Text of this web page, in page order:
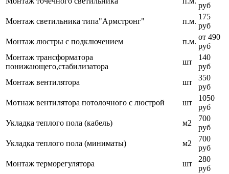
руб
Монтаж светильника типа"Армстронг"
п.м.
175
руб
Монтаж люстры с подключением
п.м.
от 490
руб
Монтаж трансформатора
понижающего,стабилизатора
шт
140
руб
Монтаж вентилятора
шт
350
руб
Мотнаж вентилятора потолочного с люстрой
шт
1050
руб
Укладка теплого пола (кабель)
м2
700
руб
Укладка теплого пола (миниматы)
м2
700
руб
Монтаж терморегулятора
шт
280
руб